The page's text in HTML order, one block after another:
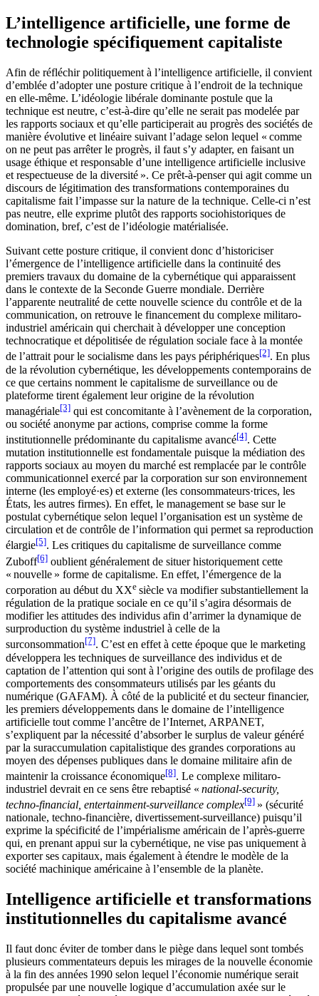
L’intelligence artificielle, une forme de
technologie spécifiquement capitaliste
Afin de réfléchir politiquement à l’intelligence artificielle, il convient
d’emblée d’adopter une posture critique à l’endroit de la technique
en elle-même. L’idéologie libérale dominante postule que la
technique est neutre, c’est-à-dire qu’elle ne serait pas modelée par
les rapports sociaux et qu’elle participerait au progrès des sociétés de
manière évolutive et linéaire suivant l’adage selon lequel « comme
on ne peut pas arrêter le progrès, il faut s’y adapter, en faisant un
usage éthique et responsable d’une intelligence artificielle inclusive
et respectueuse de la diversité ». Ce prêt-à-penser qui agit comme un
discours de légitimation des transformations contemporaines du
capitalisme fait l’impasse sur la nature de la technique. Celle-ci n’est
pas neutre, elle exprime plutôt des rapports sociohistoriques de
domination, bref, c’est de l’idéologie matérialisée.
Suivant cette posture critique, il convient donc d’historiciser
l’émergence de l’intelligence artificielle dans la continuité des
premiers travaux du domaine de la cybernétique qui apparaissent
dans le contexte de la Seconde Guerre mondiale. Derrière
l’apparente neutralité de cette nouvelle science du contrôle et de la
communication, on retrouve le financement du complexe militaro-
industriel américain qui cherchait à développer une conception
technocratique et dépolitisée de régulation sociale face à la montée
de l’attrait pour le socialisme dans les pays périphériques[2]. En plus
de la révolution cybernétique, les développements contemporains de
ce que certains nomment le capitalisme de surveillance ou de
plateforme tirent également leur origine de la révolution
managériale[3] qui est concomitante à l’avènement de la corporation,
ou société anonyme par actions, comprise comme la forme
institutionnelle prédominante du capitalisme avancé[4]. Cette
mutation institutionnelle est fondamentale puisque la médiation des
rapports sociaux au moyen du marché est remplacée par le contrôle
communicationnel exercé par la corporation sur son environnement
interne (les employé·es) et externe (les consommateurs·trices, les
États, les autres firmes). En effet, le management se base sur le
postulat cybernétique selon lequel l’organisation est un système de
circulation et de contrôle de l’information qui permet sa reproduction
élargie[5]. Les critiques du capitalisme de surveillance comme
Zuboff[6] oublient généralement de situer historiquement cette
« nouvelle » forme de capitalisme. En effet, l’émergence de la
corporation au début du XXe siècle va modifier substantiellement la
régulation de la pratique sociale en ce qu’il s’agira désormais de
modifier les attitudes des individus afin d’arrimer la dynamique de
surproduction du système industriel à celle de la
surconsommation[7]. C’est en effet à cette époque que le marketing
développera les techniques de surveillance des individus et de
captation de l’attention qui sont à l’origine des outils de profilage des
comportements des consommateurs utilisés par les géants du
numérique (GAFAM). À côté de la publicité et du secteur financier,
les premiers développements dans le domaine de l’intelligence
artificielle tout comme l’ancêtre de l’Internet, ARPANET,
s’expliquent par la nécessité d’absorber le surplus de valeur généré
par la suraccumulation capitalistique des grandes corporations au
moyen des dépenses publiques dans le domaine militaire afin de
maintenir la croissance économique[8]. Le complexe militaro-
industriel devrait en ce sens être rebaptisé « national-security,
techno-financial, entertainment-surveillance complex[9] » (sécurité
nationale, techno-financière, divertissement-surveillance) puisqu’il
exprime la spécificité de l’impérialisme américain de l’après-guerre
qui, en prenant appui sur la cybernétique, ne vise pas uniquement à
exporter ses capitaux, mais également à étendre le modèle de la
société machinique américaine à l’ensemble de la planète.
Intelligence artificielle et transformations
institutionnelles du capitalisme avancé
Il faut donc éviter de tomber dans le piège dans lequel sont tombés
plusieurs commentateurs depuis les mirages de la nouvelle économie
à la fin des années 1990 selon lequel l’économie numérique serait
propulsée par une nouvelle logique d’accumulation axée sur le